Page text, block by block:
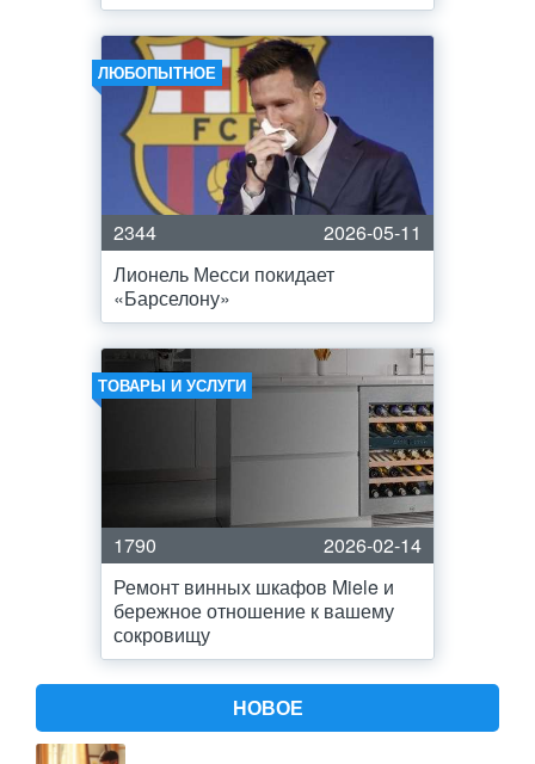
ЛЮБОПЫТНОЕ
2344
2026-05-11
Лионель Месси покидает
«Барселону»
ТОВАРЫ И УСЛУГИ
1790
2026-02-14
Ремонт винных шкафов Miele и
бережное отношение к вашему
сокровищу
НОВОЕ